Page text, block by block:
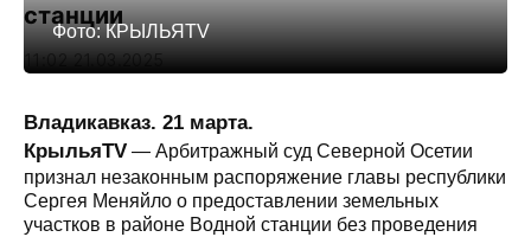
станции
11:02 21.03.2025
Фото: КРЫЛЬЯTV
Владикавказ. 21 марта.
КрыльяTV — Арбитражный суд Северной Осетии
признал незаконным распоряжение главы республики
Сергея Меняйло о предоставлении земельных
участков в районе Водной станции без проведения